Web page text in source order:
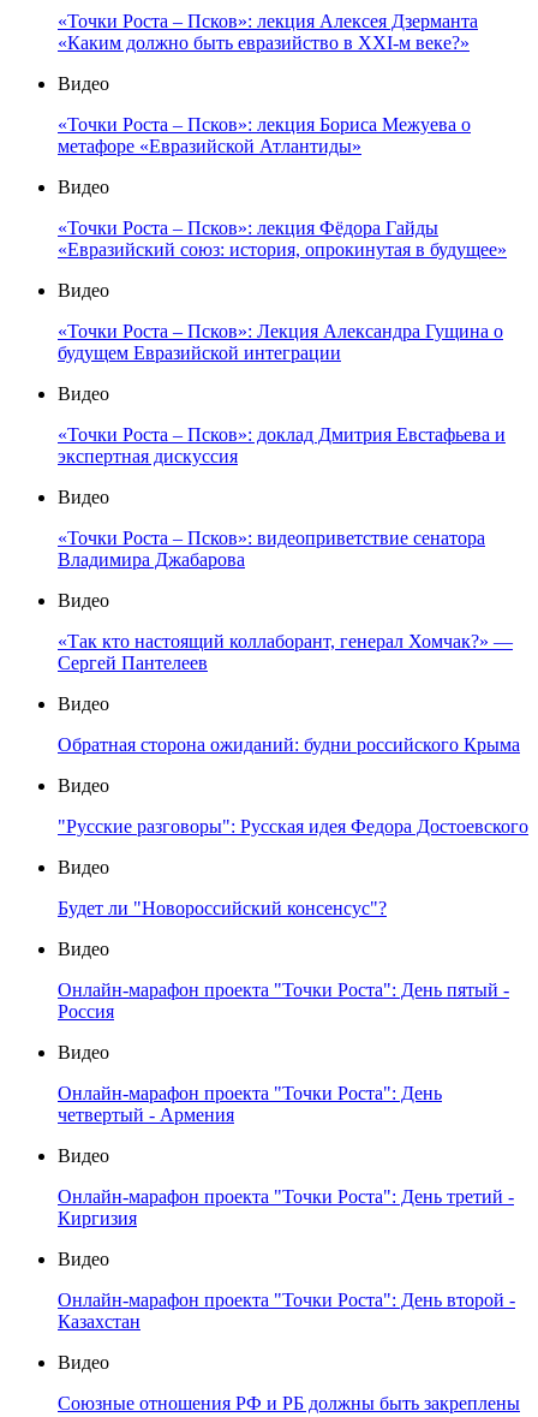
«Точки Роста – Псков»: лекция Алексея Дзерманта
«Каким должно быть евразийство в XXI-м веке?»
Видео
«Точки Роста – Псков»: лекция Бориса Межуева о
метафоре «Евразийской Атлантиды»
Видео
«Точки Роста – Псков»: лекция Фёдора Гайды
«Евразийский союз: история, опрокинутая в будущее»
Видео
«Точки Роста – Псков»: Лекция Александра Гущина о
будущем Евразийской интеграции
Видео
«Точки Роста – Псков»: доклад Дмитрия Евстафьева и
экспертная дискуссия
Видео
«Точки Роста – Псков»: видеоприветствие сенатора
Владимира Джабарова
Видео
«Так кто настоящий коллаборант, генерал Хомчак?» —
Сергей Пантелеев
Видео
Обратная сторона ожиданий: будни российского Крыма
Видео
"Русские разговоры": Русская идея Федора Достоевского
Видео
Будет ли "Новороссийский консенсус"?
Видео
Онлайн-марафон проекта "Точки Роста": День пятый -
Россия
Видео
Онлайн-марафон проекта "Точки Роста": День
четвертый - Армения
Видео
Онлайн-марафон проекта "Точки Роста": День третий -
Киргизия
Видео
Онлайн-марафон проекта "Точки Роста": День второй -
Казахстан
Видео
Союзные отношения РФ и РБ должны быть закреплены